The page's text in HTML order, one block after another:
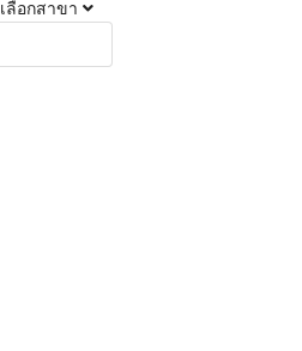
เลือกสาขา